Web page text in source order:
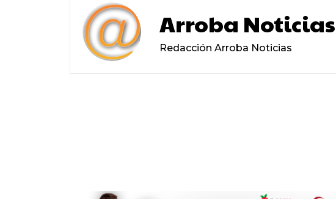
Arroba Noticias
Redacción Arroba Noticias